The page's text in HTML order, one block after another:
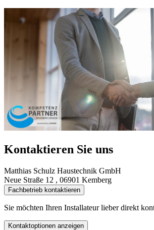
Kontaktieren Sie uns
Matthias Schulz Haustechnik GmbH
Neue Straße 12 , 06901 Kemberg
Fachbetrieb kontaktieren
Sie möchten Ihren Installateur lieber direkt
Kontaktoptionen anzeigen